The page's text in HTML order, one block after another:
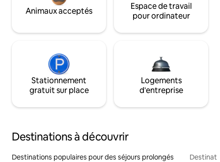
Animaux acceptés
Espace de travail
pour ordinateur
Stationnement
gratuit sur place
Logements
d'entreprise
Destinations à découvrir
Destinations populaires pour des séjours prolongés